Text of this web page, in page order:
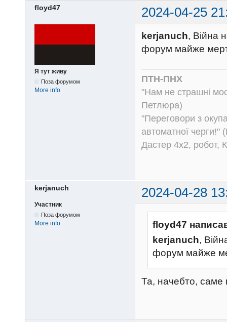
floyd47 2024-04-25
Я тут живу
Поза форумом
More info
kerjanuch, Війна
форум майже
ПТН-ПНХ
"Нам не страшні
Петлюра)
"Переговори з
автоматної черги!"
Дастер 4х2, робот,
kerjanuch 2024-04-28
Участник
Поза форумом
More info
floyd47
kerjanuch,
форум майже
Та, начебто, саме